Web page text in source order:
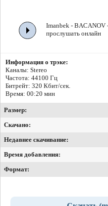
Imanbek -
прослушать онлайн
Информация о трэке:
Каналы: Stereo
Частота: 44100 Гц
Битрейт: 320 Кбит/сек.
Время: 00:20 мин
Размер:
Скачано:
Недавнее скачивание:
Время добавления:
Формат: